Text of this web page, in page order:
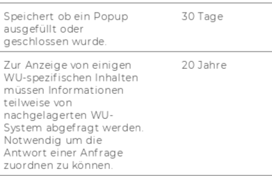
auf Englisch verfügbar.
and Business /
Speichert ob ein Popup
ausgefüllt oder
geschlossen wurde.
30 Tage
Zur Anzeige von einigen
WU-spezifischen Inhalten
müssen Informationen
teilweise von
nachgelagerten WU-
System abgefragt werden.
Notwendig um die
Antwort einer Anfrage
zuordnen zu können.
20 Jahre